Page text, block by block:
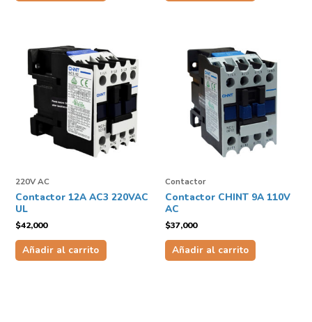
220V AC
Contactor 12A AC3 220VAC
UL
$42,000
Añadir al carrito
Contactor
Contactor CHINT 9A 110V
AC
$37,000
Añadir al carrito